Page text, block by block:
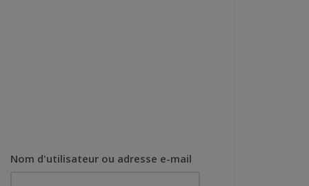
Nom d'utilisateur ou adresse e-mail